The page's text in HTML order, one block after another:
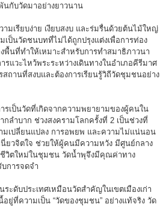
กับวัดมาอย่างยาวนาน
มเรียบง่าย เงียบสงบ และร่มรื่นด้วยต้นไม้ใหญ่
เป็นวัดชนบทที่ไม่ได้ถูกปรุงแต่งเพื่อการท่อง
พื้นที่ทำให้เหมาะสำหรับการทำสมาธิภาวนา
แวะไหว้พระระหว่างเดินทางในอำเภอคีรีมาศ
ถานที่สงบและต้องการเรียนรู้วิถีวัดชุมชนอย่าง
เป็นวัดที่เกิดจากความพยายามของผู้คนใน
กลำบาก ช่วงสงครามโลกครั้งที่ 2 เป็นช่วงที่
เปลี่ยนแปลง การอพยพ และความไม่แน่นอน
นี่ยวจิตใจ ช่วยให้ผู้คนมีความหวัง มีศูนย์กลาง
วิตใหม่ในชุมชน วัดน้ำพุจึงมีคุณค่าทาง
การจดจำ
ะดับประเทศเหมือนวัดสำคัญในเขตเมืองเก่า
ยู่ที่ความเป็น “วัดของชุมชน” อย่างแท้จริง วัด